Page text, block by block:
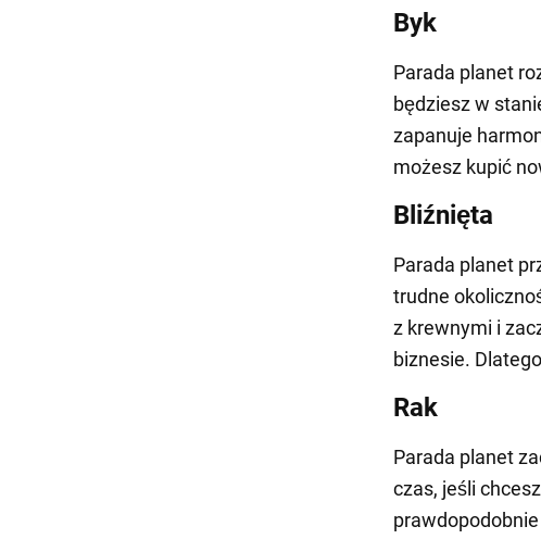
Byk
Parada planet
będziesz w
zapanuje
możesz kupić
Bliźnięta
Parada planet
trudne
z krewnymi i
biznesie.
Rak
Parada planet
czas, jeśli